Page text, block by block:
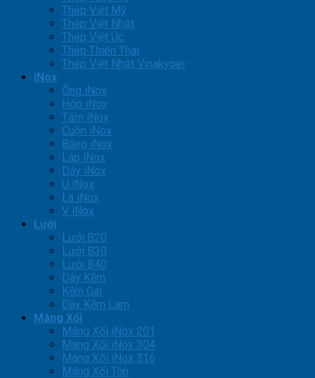
Thép Việt Mỹ
Thép Việt Nhật
Thép Việt Úc
Thép Thiên Thai
Thép Việt Nhật Vinakyoei
iNox
Ống iNox
Hộp iNox
Tấm iNox
Cuộn iNox
Băng iNox
Láp iNox
Dây iNox
U iNox
La iNox
V iNox
Lưới
Lưới B20
Lưới B30
Lưới B40
Dây Kẽm
Kẽm Gai
Dây Kẽm Lam
Máng Xối
Máng Xối iNox 201
Máng Xối iNox 304
Máng Xối iNox 316
Máng Xối Tôn